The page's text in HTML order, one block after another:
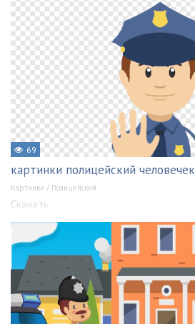
69
картинки полицейский человечек
Картинки / Полицейский
Скачать